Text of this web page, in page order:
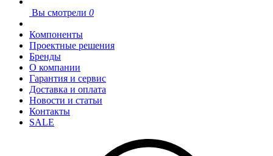
Вы смотрели 0
Компоненты
Проектные решения
Бренды
О компании
Гарантия и сервис
Доставка и оплата
Новости и статьи
Контакты
SALE